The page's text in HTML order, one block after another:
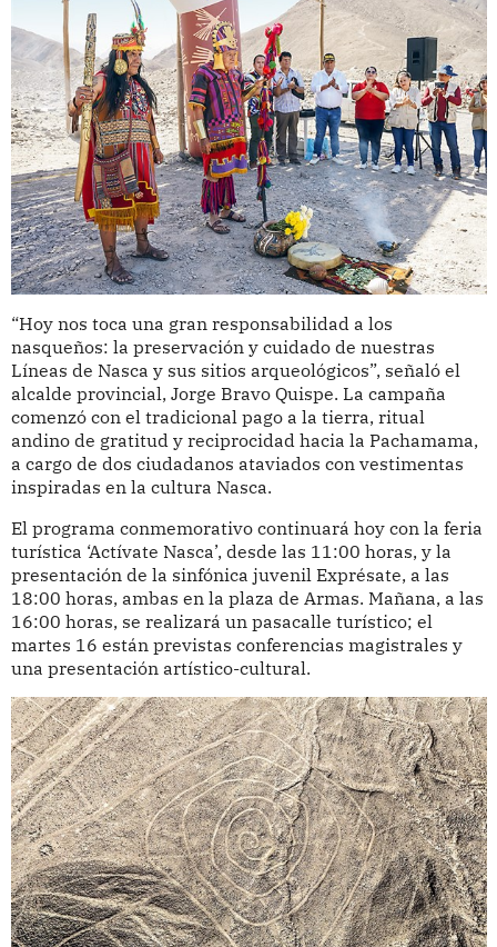
“Hoy nos toca una gran responsabilidad a los
nasqueños: la preservación y cuidado de nuestras
Líneas de Nasca y sus sitios arqueológicos”, señaló el
alcalde provincial, Jorge Bravo Quispe. La campaña
comenzó con el tradicional pago a la tierra, ritual
andino de gratitud y reciprocidad hacia la Pachamama,
a cargo de dos ciudadanos ataviados con vestimentas
inspiradas en la cultura Nasca.
El programa conmemorativo continuará hoy con la feria
turística ‘Actívate Nasca’, desde las 11:00 horas, y la
presentación de la sinfónica juvenil Exprésate, a las
18:00 horas, ambas en la plaza de Armas. Mañana, a las
16:00 horas, se realizará un pasacalle turístico; el
martes 16 están previstas conferencias magistrales y
una presentación artístico-cultural.